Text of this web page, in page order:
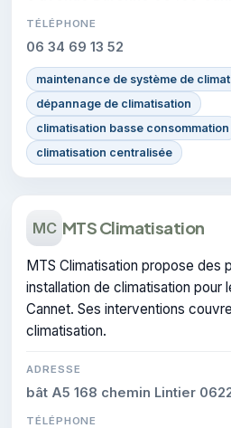
TÉLÉPHONE
06 34 69 13 52
maintenance de système de
dépannage de climatisation
climatisation basse consommation
climatisation centralisée
MC MTS Climatisation
MTS Climatisation propose des
installation de climatisation pour
Cannet. Ses interventions
climatisation.
ADRESSE
bât A5 168 chemin Lintier
TÉLÉPHONE